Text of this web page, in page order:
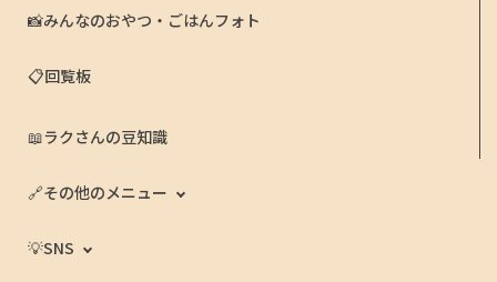
📸みんなのおやつ・ごはんフォト
📋回覧板
📖ラクさんの豆知識
🔗その他のメニュー
💡SNS